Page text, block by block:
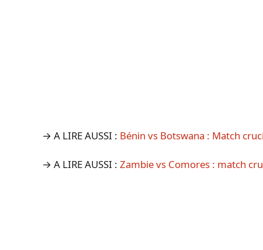
→ A LIRE AUSSI : Bénin vs Botswana : Match
→ A LIRE AUSSI : Zambie vs Comores : match